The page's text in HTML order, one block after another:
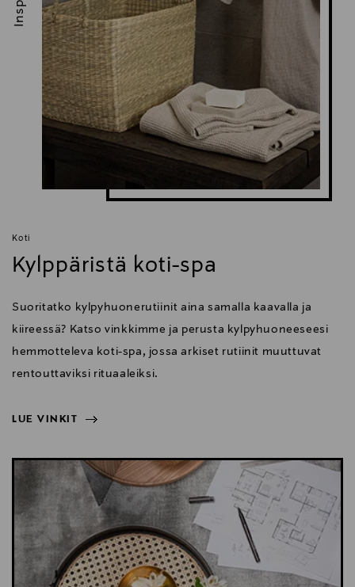
Koti
Kylppäristä koti-spa
Suoritatko kylpyhuonerutiinit aina samalla kaavalla ja
kiireessä? Katso vinkkimme ja perusta kylpyhuoneeseesi
hemmotteleva koti-spa, jossa arkiset rutiinit muuttuvat
rentouttaviksi rituaaleiksi.
LUE VINKIT
LUE VINKIT